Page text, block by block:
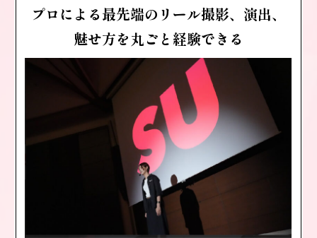
プロによる最先端のリール撮影、演出、
魅せ方を丸ごと経験できる